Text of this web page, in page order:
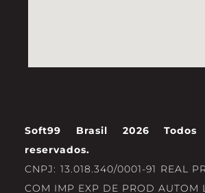
Soft99 Brasil 2026
reservados.
CNPJ: 13.018.340/0001-91 REAL
COM IMP EXP DE PROD AUTOM